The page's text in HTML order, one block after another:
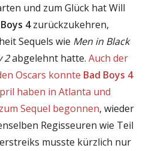
und zum Glück hat Will
4zurückzukehren,
Sequels wie Men in Black
2abgelehnt hatte. Auch der
Oscars konnte Bad Boys 4
haben in Atlanta und
Sequel begonnen, wieder
Regisseuren wie Teil
musste kürzlich nur